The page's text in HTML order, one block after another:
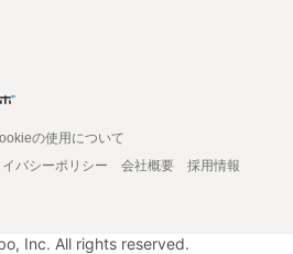
の使用について
イバシーポリシー 会社概要
採用情報
Inc. All rights reserved.